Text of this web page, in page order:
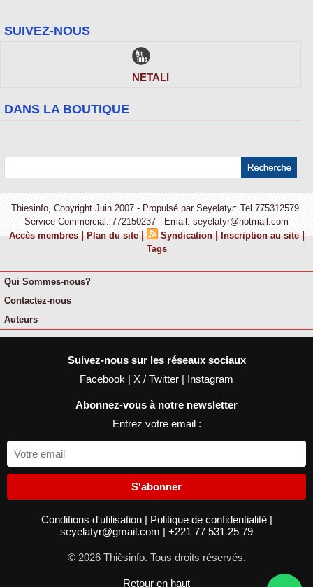
SUIVEZ-NOUS
NETALI
DANS LA BOUTIQUE
Thiesinfo, Copyright Juin 2007 - Propulsé par Seyelatyr: Tel 775312579.
Service Commercial: 772150237 - Email: seyelatyr@hotmail.com
Accès membres | Plan du site | Syndication | Inscription au site |
Tags
Qui Sommes-nous?
Contactez-nous
Auteurs
Suivez-nous sur les réseaux sociaux
Facebook | X / Twitter | Instagram
Abonnez-vous à notre newsletter
Entrez votre email :
S'abonner
Conditions d'utilisation | Politique de confidentialité |
seyelatyr@gmail.com | +221 77 531 25 79
© 2026 Thièsinfo. Tous droits réservés.
Retour en haut